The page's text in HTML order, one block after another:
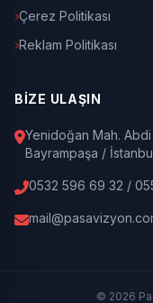
Çerez Politikası
Reklam Politikası
BİZE ULAŞIN
Yenidoğan Mah.
Bayrampaşa /
0532 596 69 32 /
© 2026